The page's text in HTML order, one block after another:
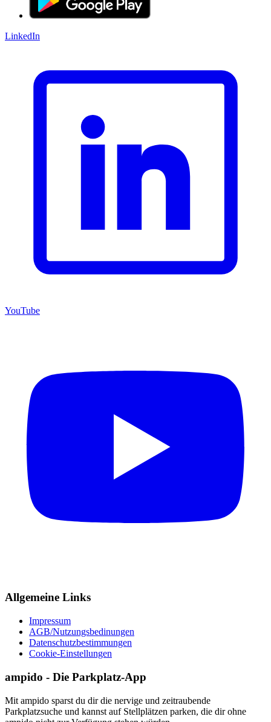
LinkedIn
YouTube
Allgemeine Links
Impressum
AGB/Nutzungsbedinungen
Datenschutzbestimmungen
Cookie-Einstellungen
ampido - Die Parkplatz-App
Mit ampido sparst du dir die nervige und zeitraubende
Parkplatzsuche und kannst auf Stellplätzen parken, die dir ohne